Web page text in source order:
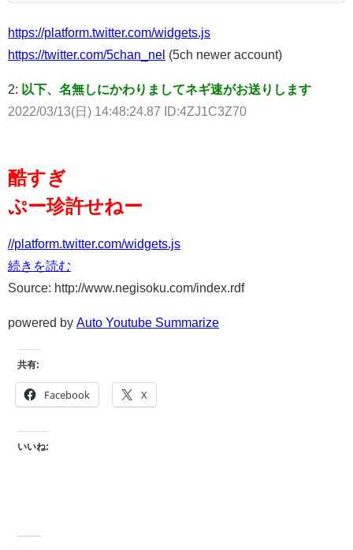
https://platform.twitter.com/widgets.js
https://twitter.com/5chan_nel (5ch newer account)
2: 以下、名無しにかわりましてネギ速がお送りします
2022/03/13(日) 14:48:24.87 ID:4ZJ1C3Z70
酷すぎ
ぷー珍許せねー
//platform.twitter.com/widgets.js
続きを読む
Source: http://www.negisoku.com/index.rdf
powered by Auto Youtube Summarize
共有:
Facebook X
いいね: